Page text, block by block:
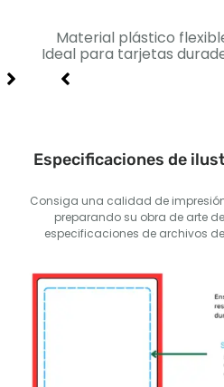
Material plástico
Ideal para tarjetas
Especificaciones de
Consiga una calidad de
preparando su obra de arte
especificaciones de archivos